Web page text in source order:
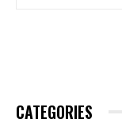
CATEGORIES